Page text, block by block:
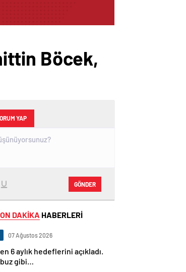
Böcek,
YAP
GÖNDER
DAKİKA HABERLERİ
07 Ağustos 2026
6 aylık hedeflerini açıkladı.
gibi…